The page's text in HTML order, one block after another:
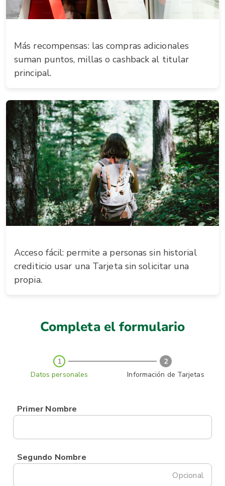
Más recompensas: las compras adicionales
suman puntos, millas o cashback al titular
principal.
Acceso fácil: permite a personas sin historial
crediticio usar una Tarjeta sin solicitar una
propia.
Completa el formulario
1
Datos personales
2
Información de Tarjetas
Primer Nombre
Segundo Nombre
Opcional